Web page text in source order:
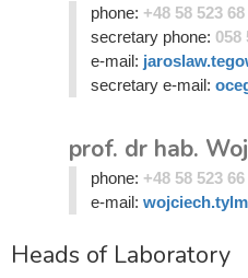
phone: +48 58 523 68
secretary phone: 058
e-mail:
secretary e-mail:
prof. dr hab.
phone: +48 58 523 66
e-mail:
Heads of Laboratory